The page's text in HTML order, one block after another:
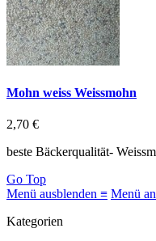
Mohn weiss Weissmohn
2,70 €
beste Bäckerqualität-
Go Top
Menü ausblenden ≡ Menü
Kategorien